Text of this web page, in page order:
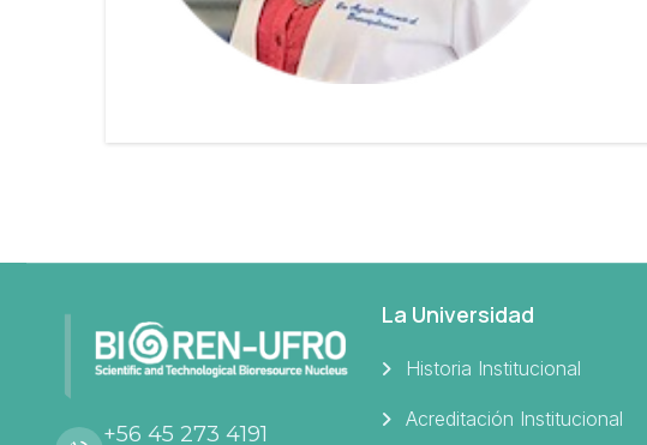
+56 45 273 4191
La Universidad
Historia Institucional
Acreditación Institucional